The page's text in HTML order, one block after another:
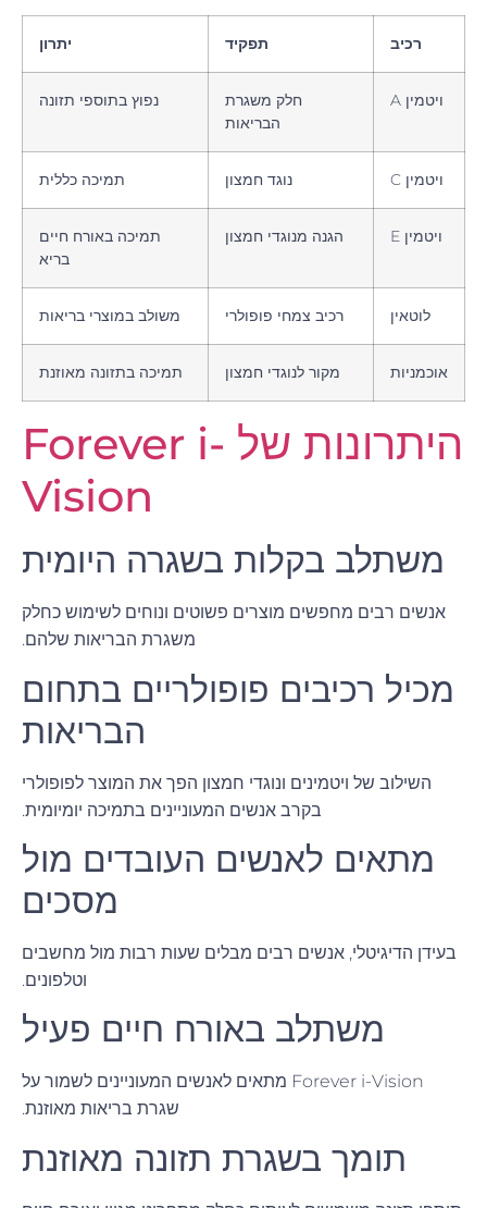
רכיב תפקיד יתרון
ויטמין A
חלק משגרת
הבריאות
נפוץ בתוספי תזונה
ויטמין C נוגד חמצון תמיכה כללית
ויטמין E הגנה מנוגדי חמצון
תמיכה באורח חיים
בריא
לוטאין רכיב צמחי פופולרי משולב במוצרי בריאות
אוכמניות מקור לנוגדי חמצון תמיכה בתזונה מאוזנת
היתרונות של Forever i-
Vision
משתלב בקלות בשגרה היומית
אנשים רבים מחפשים מוצרים פשוטים ונוחים לשימוש כחלק
משגרת הבריאות שלהם.
מכיל רכיבים פופולריים בתחום
הבריאות
השילוב של ויטמינים ונוגדי חמצון הפך את המוצר לפופולרי
בקרב אנשים המעוניינים בתמיכה יומיומית.
מתאים לאנשים העובדים מול
מסכים
בעידן הדיגיטלי, אנשים רבים מבלים שעות רבות מול מחשבים
וטלפונים.
משתלב באורח חיים פעיל
Forever i-Vision מתאים לאנשים המעוניינים לשמור על
שגרת בריאות מאוזנת.
תומך בשגרת תזונה מאוזנת